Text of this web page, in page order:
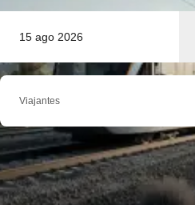
15 ago 2026
Viajantes